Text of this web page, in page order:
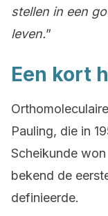
stellen in een
leven.”
Een kort
Pauling, die in
Scheikunde
bekend de
definieerde.